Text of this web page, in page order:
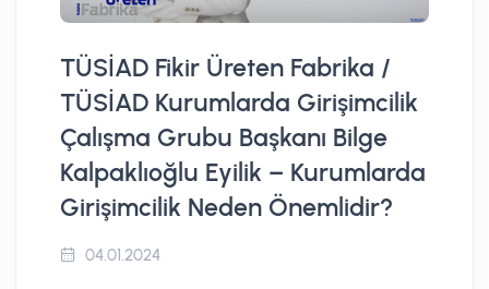
TÜSİAD Fikir Üreten Fabrika /
TÜSİAD Kurumlarda Girişimcilik
Çalışma Grubu Başkanı Bilge
Kalpaklıoğlu Eyilik – Kurumlarda
Girişimcilik Neden Önemlidir?
04.01.2024